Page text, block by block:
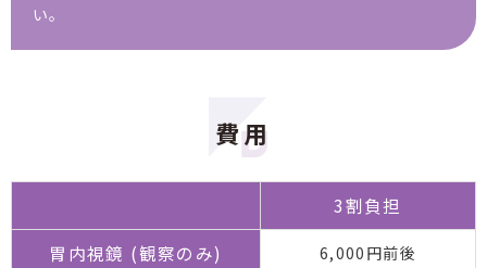
い。
費用
3割負担
胃内視鏡 (観察のみ) 6,000円前後